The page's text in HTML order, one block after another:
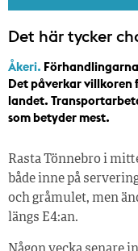
Det här tycker
Åkeri.
Det påverkar
landet.
som betyder mest.
Rasta Tönnebro i
både inne på
och gråmulet, men
längs E4:an.